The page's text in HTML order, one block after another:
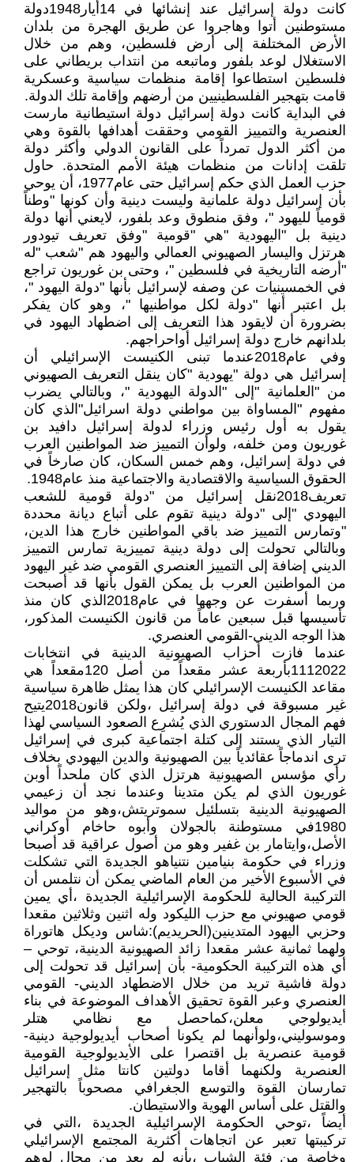
كانت دولة إسرائيل عند إنشائها في 14أيار1948دولة
مستوطنين أتوا وهاجروا عن طريق الهجرة من بلدان
الأرض المختلفة إلى أرض فلسطين، وهم من خلال
الاستغلال لوعد بلفور وماتبعه من انتداب بريطاني على
فلسطين استطاعوا إقامة منظمات سياسية وعسكرية
قامت بتهجير الفلسطينيين من أرضهم وإقامة تلك الدولة.
في البداية كانت دولة إسرائيل دولة استيطانية مارست
العنصرية والتمييز القومي وحققت أهدافها بالقوة وهي
من أكثر الدول تمرداً على القانون الدولي وأكثر دولة
تلقت إدانات من منظمات هيئة الأمم المتحدة. حاول
حزب العمل الذي حكم إسرائيل حتى عام1977، أن يوحي
بأن إسرائيل دولة علمانية وليست دينية وأن كونها "وطناً
قومياً لليهود "، وفق منطوق وعد بلفور، لايعني أنها دولة
دينية بل "اليهودية "هي "قومية "وفق تعريف تيودور
هرتزل واليسار الصهيوني العمالي واليهود هم "شعب "له
"أرضه التاريخية في فلسطين "، وحتى بن غوريون تراجع
في الخمسينيات عن وصفه لإسرائيل بأنها "دولة اليهود "،
بل اعتبر أنها "دولة لكل مواطنيها "، وهو كان يفكر
بضرورة أن لايقود هذا التعريف إلى اضطهاد اليهود في
بلدانهم خارج دولة إسرائيل أواحراجهم.
وفي عام2018عندما تبنى الكنيست الإسرائيلي أن
إسرائيل هي دولة "يهودية "كان ينقل التعريف الصهيوني
من "العلمانية "إلى "الدولة اليهودية "، وبالتالي يضرب
مفهوم "المساواة بين مواطني دولة اسرائيل"الذي كان
يقول به أول رئيس وزراء لدولة إسرائيل دافيد بن
غوريون ومن خلفه، ولوأن التمييز ضد المواطنين العرب
في دولة إسرائيل، وهم خمس السكان، كان صارخاً في
الحقوق السياسية والاقتصادية والاجتماعية منذ عام1948.
تعريف2018نقل إسرائيل من "دولة قومية للشعب
اليهودي "إلى "دولة دينية تقوم على أتباع ديانة محددة
"وتمارس التمييز ضد باقي المواطنين خارج هذا الدين،
وبالتالي تحولت إلى دولة دينية تمييزية تمارس التمييز
الديني إضافة إلى التمييز العنصري القومي ضد غير اليهود
من المواطنين العرب بل يمكن القول بأنها قد أصبحت
وربما أسفرت عن وجهها في عام2018الذي كان منذ
تأسيسها قبل سبعين عاماً من قانون الكنيست المذكور،
هذا الوجه الديني-القومي العنصري.
عندما فازت أحزاب الصهيونية الدينية في انتخابات
1112022بأربعة عشر مقعداً من أصل 120مقعداً هي
مقاعد الكنيست الإسرائيلي كان هذا يمثل ظاهرة سياسية
غير مسبوقة في دولة إسرائيل ،ولكن قانون2018يتيح
فهم المجال الدستوري الذي يُشرِع الصعود السياسي لهذا
التيار الذي يستند إلى كتلة اجتماعية كبرى في إسرائيل
ترى اندماجاً عقائدياً بين الصهيونية والدين اليهودي بخلاف
رأي مؤسس الصهيونية هرتزل الذي كان ملحداً أوبن
غوريون الذي لم يكن متدينا وعندما نجد أن زعيمي
الصهيونية الدينية بتسلئيل سموتريتش،وهو من مواليد
1980في مستوطنة بالجولان وأبوه حاخام أوكراني
الأصل،وايتامار بن غفير وهو من أصول عراقية قد أصبحا
وزراء في حكومة بنيامين نتنياهو الجديدة التي تشكلت
في الأسبوع الأخير من العام الماضي يمكن أن نتلمس أن
التركيبة الحالية للحكومة الإسرائيلية الجديدة ،أي يمين
قومي صهيوني مع حزب الليكود وله اثنين وثلاثين مقعدا
وحزبي اليهود المتدينين(الحريديم):شاس وديكل هاتوراة
ولهما ثمانية عشر مقعدا زائد الصهيونية الدينية، توحي –
أي هذه التركيبة الحكومية- بأن إسرائيل قد تحولت إلى
دولة فاشية تريد من خلال الاضطهاد الديني- القومي
العنصري وعبر القوة تحقيق الأهداف الموضوعة في بناء
أيديولوجي معلن،كماحصل مع نظامي هتلر
وموسوليني،ولوأنهما لم يكونا أصحاب أيديولوجية دينية-
قومية عنصرية بل اقتصرا على الأيديولوجية القومية
العنصرية ولكنهما أقاما دولتين كانتا مثل إسرائيل
تمارسان القوة والتوسع الجغرافي مصحوباً بالتهجير
والقتل على أساس الهوية والاستيطان.
أيضاً ،توحي الحكومة الإسرائيلية الجديدة ،التي في
تركيبتها تعبر عن اتجاهات أكثرية المجتمع الإسرائيلي
وخاصة من فئة الشباب ،بأنه لم يعد من مجال لوهم